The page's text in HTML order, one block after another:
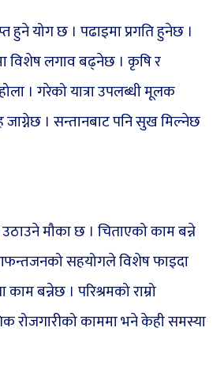
हुने योग छ । पढाइमा प्रगति हुनेछ ।
विशेष लगाव बढ्नेछ । कृषि र
। गरेको यात्रा उपलब्धी मूलक
जाग्नेछ । सन्तानबाट पनि सुख मिल्नेछ
मौका छ । चिताएको काम बन्ने
सहयोगले विशेष फाइदा
बन्नेछ । परिश्रमको राम्रो
रोजगारीको काममा भने केही समस्या